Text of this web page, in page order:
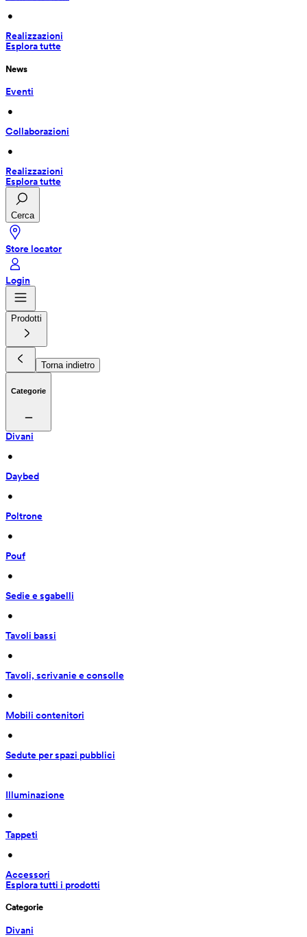
•
Realizzazioni
Esplora tutte
News
Eventi
•
Collaborazioni
•
Realizzazioni
Esplora tutte
Cerca
Store locator
Login
Prodotti
Torna indietro
Categorie
Divani
•
Daybed
•
Poltrone
•
Pouf
•
Sedie e sgabelli
•
Tavoli bassi
•
Tavoli, scrivanie e consolle
•
Mobili contenitori
•
Sedute per spazi pubblici
•
Illuminazione
•
Tappeti
•
Accessori
Esplora tutti i prodotti
Categorie
Divani